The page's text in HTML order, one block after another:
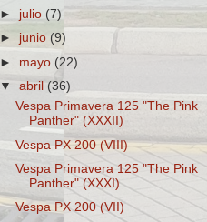
► julio (7)
► junio (9)
► mayo (22)
▼abril (36)
Vespa Primavera 125 "The Pink
Panther" (XXXII)
Vespa PX 200 (VIII)
Vespa Primavera 125 "The Pink
Panther" (XXXI)
Vespa PX 200 (VII)